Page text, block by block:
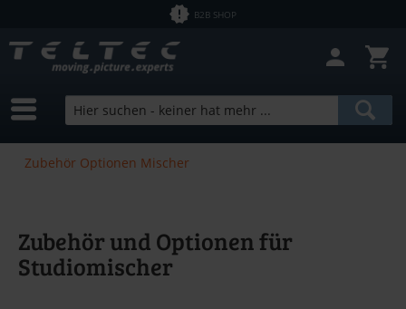
B2B SHOP
Zubehör Optionen Mischer
Zubehör und Optionen für
Studiomischer